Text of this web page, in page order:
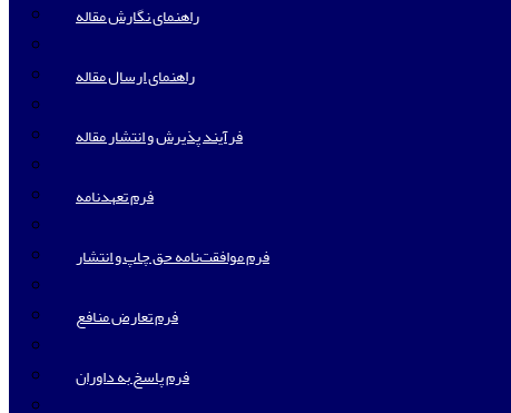
راهنمای نگارش مقاله
راهنمای ارسال مقاله
فرآیند پذیرش و انتشار مقاله
فرم تعهدنامه
فرم موافقت‌نامه حق چاپ و انتشار
فرم تعارض منافع
فرم پاسخ به داوران